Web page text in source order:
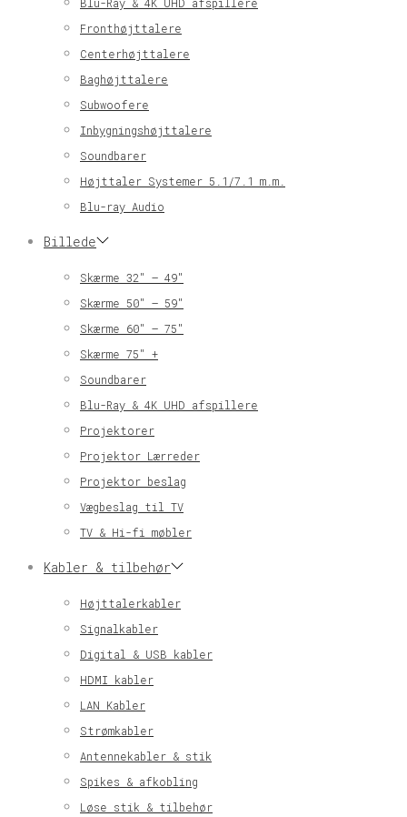
Fronthøjttalere
Centerhøjttalere
Baghøjttalere
Subwoofere
Inbygningshøjttalere
Soundbarer
Højttaler Systemer 5.1/7.1 m.m.
Blu-ray Audio
Billede
Skærme 32″ – 49″
Skærme 50″ – 59″
Skærme 60″ – 75″
Skærme 75″ +
Soundbarer
Blu-Ray & 4K UHD afspillere
Projektorer
Projektor Lærreder
Projektor beslag
Vægbeslag til TV
TV & Hi-fi møbler
Kabler & tilbehør
Højttalerkabler
Signalkabler
Digital & USB kabler
HDMI kabler
LAN Kabler
Strømkabler
Antennekabler & stik
Spikes & afkobling
Løse stik & tilbehør